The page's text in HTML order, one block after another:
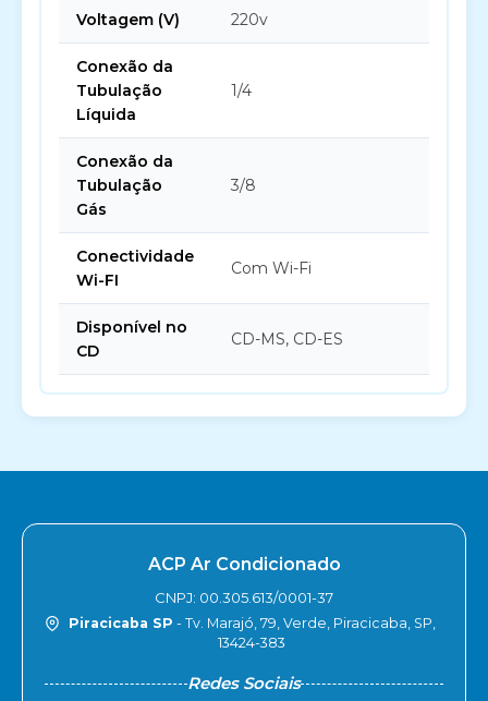
Voltagem (V) 220v
Conexão da
Tubulação
Líquida
1/4
Conexão da
Tubulação
Gás
3/8
Conectividade
Wi-FI
Com Wi-Fi
Disponível no
CD
CD-MS, CD-ES
ACP Ar Condicionado
CNPJ: 00.305.613/0001-37
Piracicaba SP - Tv. Marajó, 79, Verde, Piracicaba, SP,
13424-383
Redes Sociais